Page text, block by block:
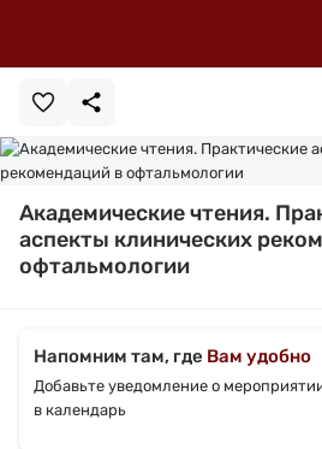
Академические чтения.
аспекты клинических
офтальмологии
Напомним там, где Вам удобно
Добавьте уведомление о
в календарь